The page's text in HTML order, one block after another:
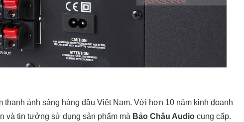
thanh ánh sáng hàng đầu Việt Nam. Với hơn 10 năm kinh doanh
và tin tưởng sử dụng sản phẩm mà Bảo Châu Audio cung cấp.